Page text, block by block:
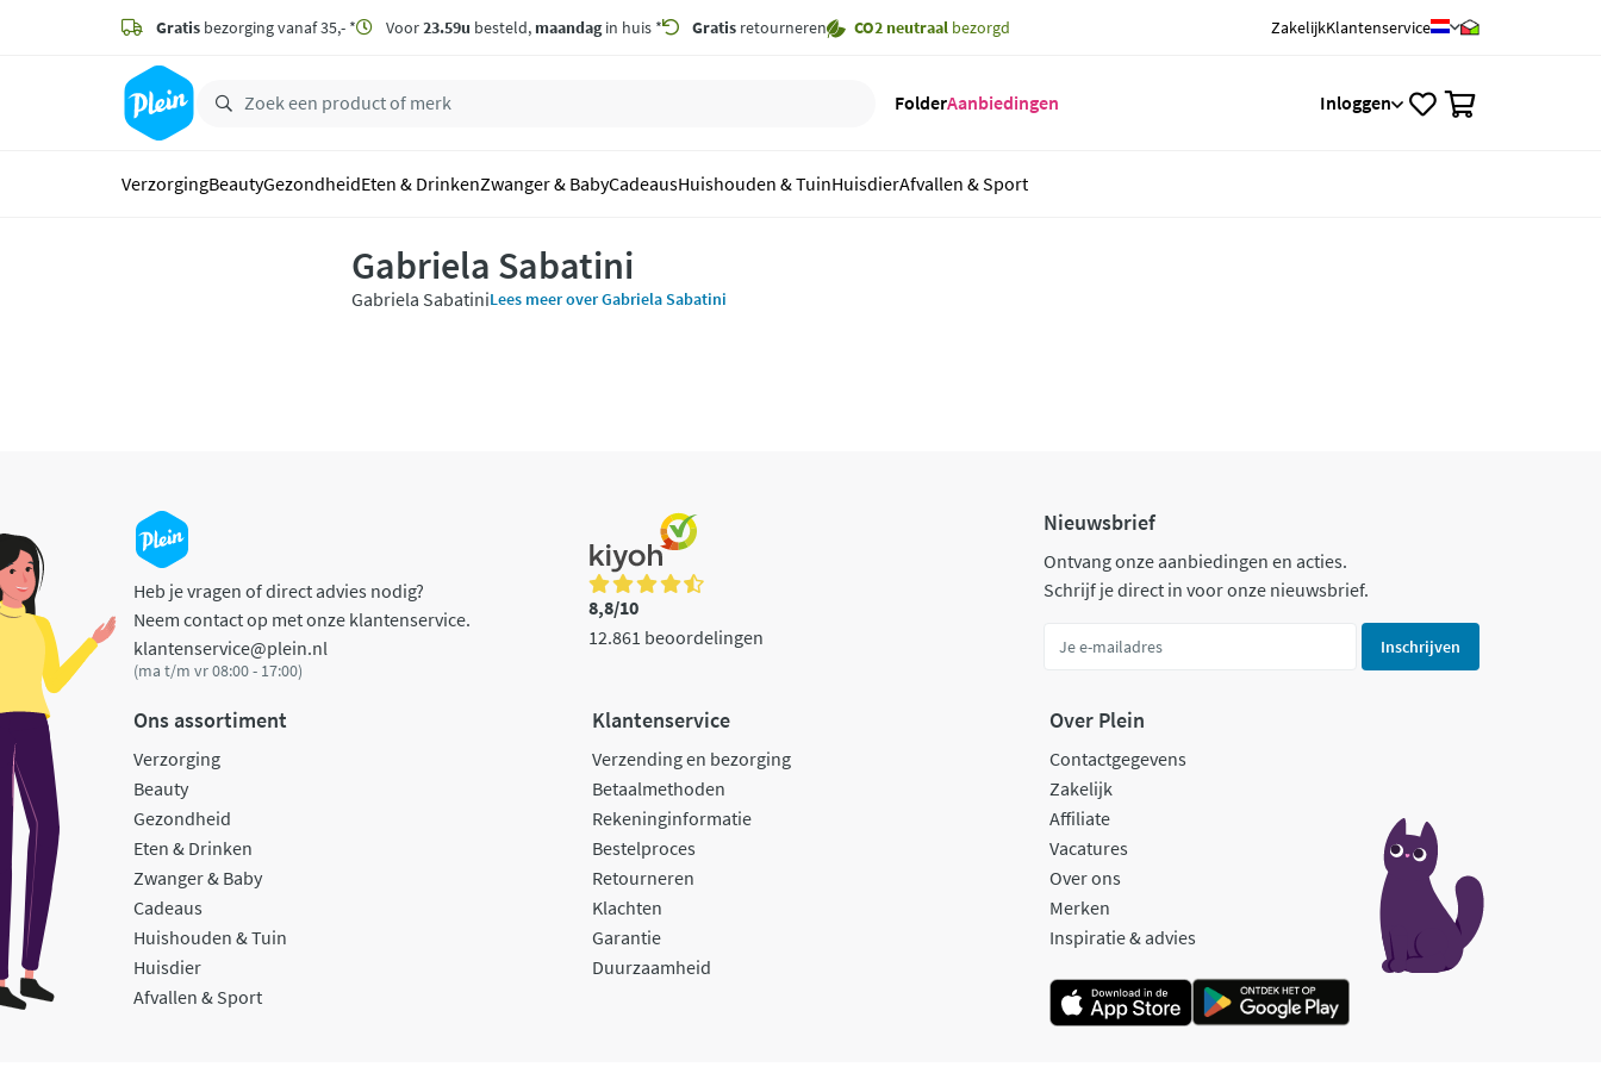
zoeken
hoofdinhoud
Gratis bezorging vanaf 35,- * Voor23.59u besteld, maandagin huis * Gratis retourneren CO2 neutraal bezorgd ZakelijkKlantenservice
FolderAanbiedingen Inloggen
VerzorgingBeautyGezondheidEten & DrinkenZwanger & BabyCadeausHuishouden & TuinHuisdierAfvallen & Sport
Gabriela Sabatini
Gabriela SabatiniLees meer over Gabriela Sabatini
Heb je vragen of direct advies nodig?
Neem contact op met onze klantenservice.
klantenservice@plein.nl
(ma t/m vr 08:00 - 17:00)
8,8/10
12.861 beoordelingen
Nieuwsbrief
Ontvang onze aanbiedingen en acties.
Schrijf je direct in voor onze nieuwsbrief.
Inschrijven
Ons assortiment
Verzorging
Beauty
Gezondheid
Eten & Drinken
Zwanger & Baby
Cadeaus
Huishouden & Tuin
Huisdier
Afvallen & Sport
Klantenservice
Verzending en bezorging
Betaalmethoden
Rekeninginformatie
Bestelproces
Retourneren
Klachten
Garantie
Duurzaamheid
Over Plein
Contactgegevens
Zakelijk
Affiliate
Vacatures
Over ons
Merken
Inspiratie & advies